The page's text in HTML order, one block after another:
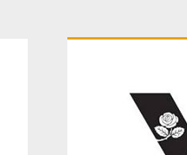
Sidebar